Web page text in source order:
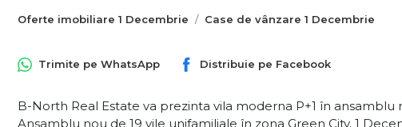
Oferte imobiliare 1 Decembrie Case de vânzare 1 Decembrie
Trimite pe WhatsApp Distribuie pe Facebook
B-North Real Estate va prezinta vila moderna P+1 în ansamblu
Ansamblu nou de 19 vile unifamiliale în zona Green City, 1